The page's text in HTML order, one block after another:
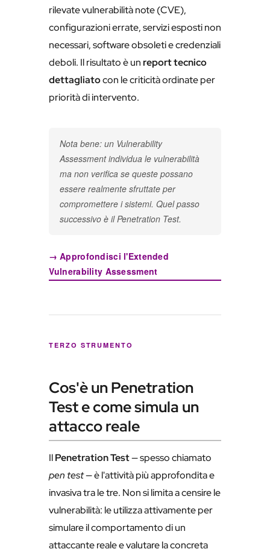
rilevate vulnerabilità note (CVE),
configurazioni errate, servizi esposti non
necessari, software obsoleti e credenziali
deboli. Il risultato è un report tecnico
dettagliatocon le criticità ordinate per
priorità di intervento.
Nota bene: un Vulnerability
Assessment individua le vulnerabilità
ma non verifica se queste possano
essere realmente sfruttate per
compromettere i sistemi. Quel passo
successivo è il Penetration Test.
→ Approfondisci l'Extended
Vulnerability Assessment
TERZO STRUMENTO
Cos'è un Penetration
Test e come simula un
attacco reale
IlPenetration Test— spesso chiamato
pen test— è l'attività più approfondita e
invasiva tra le tre. Non si limita a censire le
vulnerabilità: le utilizza attivamente per
simulare il comportamento di un
attaccante reale e valutare la concreta